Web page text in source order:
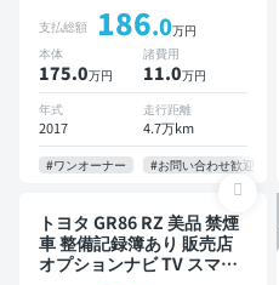
トキー ETC バックモニタ
ー
支払総額 186.0万円
本体
175.0万円
諸費用
11.0万円
年式
2017
走行距離
4.7万km
#ワンオーナー #お問い合わせ歓迎
トヨタ GR86 RZ 美品 禁煙
車 整備記録簿あり 販売店
オプションナビ TV スマー